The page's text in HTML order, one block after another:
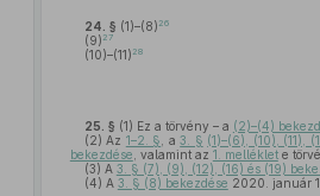
24. § (1)–(8) 26
(9) 27
(10)–(11) 28
25. § (1) Ez a törvény – a (2)–(4)
(2) Az 1–2. § , a3. § (1)–(6), (10), (11),
bekezdése , valamint az 1. melléklete
(3) A 3. § (7), (9), (12), (16) és (19)
(4) A 3. § (8) bekezdése 2020. január